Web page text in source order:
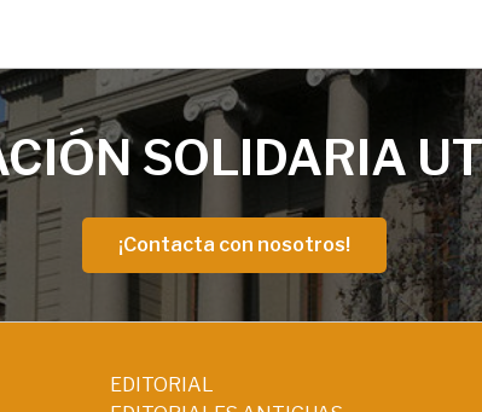
SOLIDARIA
¡Contacta con nosotros!
EDITORIAL